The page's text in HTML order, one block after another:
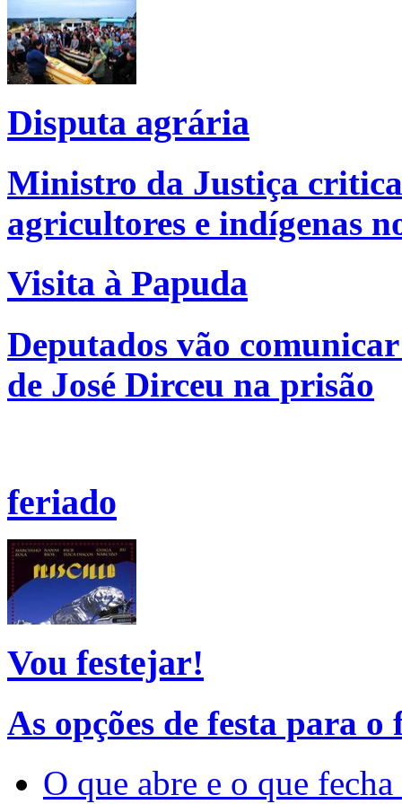
Disputa agrária
Ministro da Justiça
agricultores e indígenas
Visita à Papuda
Deputados vão
de José Dirceu na prisão
feriado
Vou festejar!
As opções de festa para o
O que abre e o que